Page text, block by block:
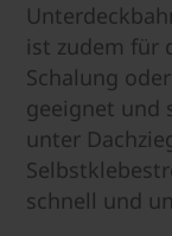
ist zudem für
Schalung
geeignet und
unter
schnell und